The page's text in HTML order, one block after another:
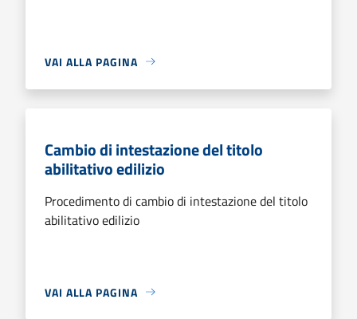
VAI ALLA PAGINA
Cambio di intestazione del titolo
abilitativo edilizio
Procedimento di cambio di intestazione del titolo
abilitativo edilizio
VAI ALLA PAGINA